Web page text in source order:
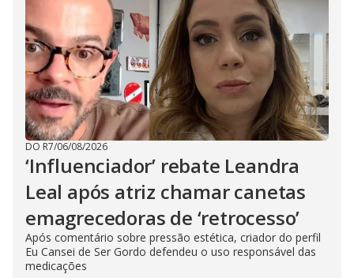
DO R7/06/08/2026
‘Influenciador’ rebate Leandra
Leal após atriz chamar canetas
emagrecedoras de ‘retrocesso’
Após comentário sobre pressão estética, criador do perfil
Eu Cansei de Ser Gordo defendeu o uso responsável das
medicações